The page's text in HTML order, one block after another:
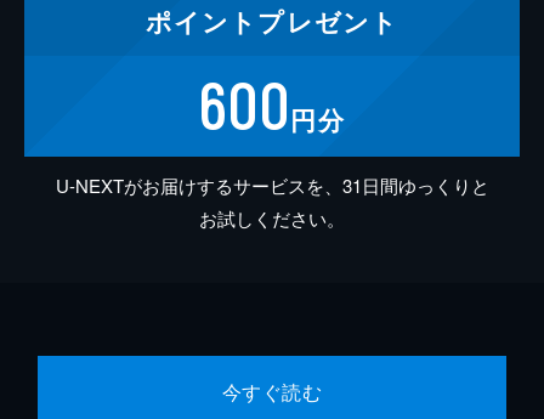
ポイント プレゼント
600円分
U-NEXTがお届けするサービスを、31日間ゆっくりと
お試しください。
今すぐ読む